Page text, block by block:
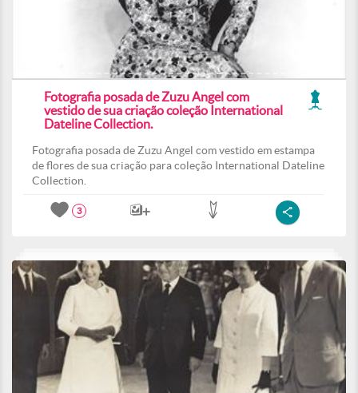
Fotografia posada de Zuzu Angel com
vestido de sua criação coleção International
Dateline Collection.
Fotografia posada de Zuzu Angel com vestido em estampa
de flores de sua criação para coleção International Dateline
Collection.
3